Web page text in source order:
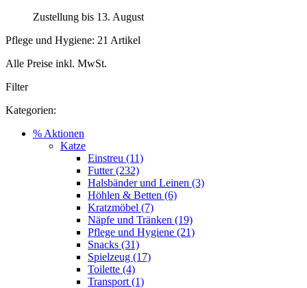
Zustellung bis 13. August
Pflege und Hygiene: 21 Artikel
Alle Preise inkl. MwSt.
Filter
Kategorien:
% Aktionen
Katze
Einstreu (11)
Futter (232)
Halsbänder und Leinen (3)
Höhlen & Betten (6)
Kratzmöbel (7)
Näpfe und Tränken (19)
Pflege und Hygiene (21)
Snacks (31)
Spielzeug (17)
Toilette (4)
Transport (1)